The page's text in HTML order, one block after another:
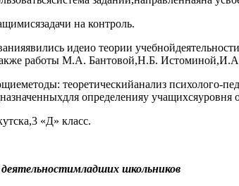
на контроль.
идеио теории
работы М.А. Бантовой,Н.Б.
теоретическийанализ психолого-
определенияу
«Д» класс.
школьников